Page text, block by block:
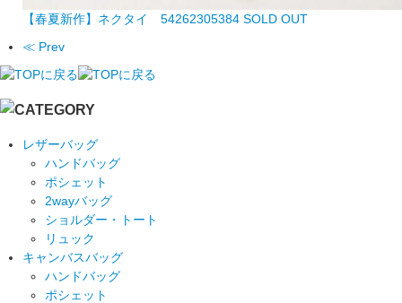
【春夏新作】ネクタイ 54262305384 SOLD OUT
≪ Prev
レザーバッグ
ハンドバッグ
ポシェット
2wayバッグ
ショルダー・トート
リュック
キャンバスバッグ
ハンドバッグ
ポシェット